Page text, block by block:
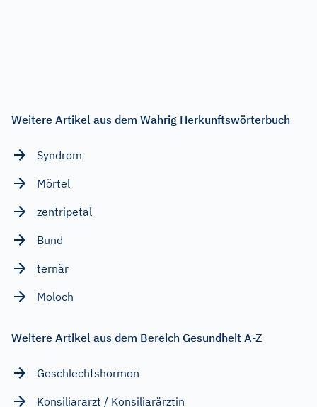
Weitere Artikel aus dem Wahrig Herkunftswörterbuch
Syndrom
Mörtel
zentripetal
Bund
ternär
Moloch
Weitere Artikel aus dem Bereich Gesundheit A-Z
Geschlechtshormon
Konsiliararzt / Konsiliarärztin